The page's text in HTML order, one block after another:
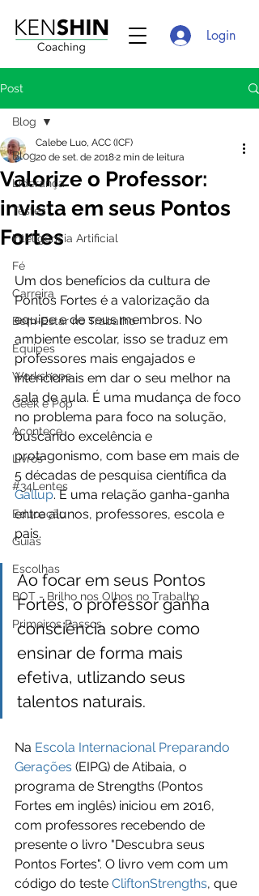
Login
Post
Blog
Liderança
Testes
Inteligência Artificial
Fé
Carreira
Bem-Estar no Trabalho
Equipes
Workshops
Geek e Pop
Acontece
Livros
#34Lentes
Educação
Guias
Escolhas
BOT - Brilho nos Olhos no Trabalho
Primeiros Passos
Blog
Valorize o Professor:
invista em seus Pontos
Fortes
Calebe Luo, ACC (ICF)
20 de set. de 20182 min de leitura
Um dos benefícios da cultura de
Pontos Fortes é a valorização da
equipe e de seus membros. No
ambiente escolar, isso se traduz em
professores mais engajados e
intencionais em dar o seu melhor na
sala de aula. É uma mudança de foco
no problema para foco na solução,
buscando excelência e
protagonismo, com base em mais de
5 décadas de pesquisa científica da
Gallup. É uma relação ganha-ganha
entre alunos, professores, escola e
pais.
Ao focar em seus Pontos
Fortes, o professor ganha
consciência sobre como
ensinar de forma mais
efetiva, utlizando seus
talentos naturais.
Na Escola Internacional Preparando
Gerações (EIPG) de Atibaia, o
programa de Strengths (Pontos
Fortes em inglês) iniciou em 2016,
com professores recebendo de
presente o livro "Descubra seus
Pontos Fortes". O livro vem com um
código do teste CliftonStrengths, que